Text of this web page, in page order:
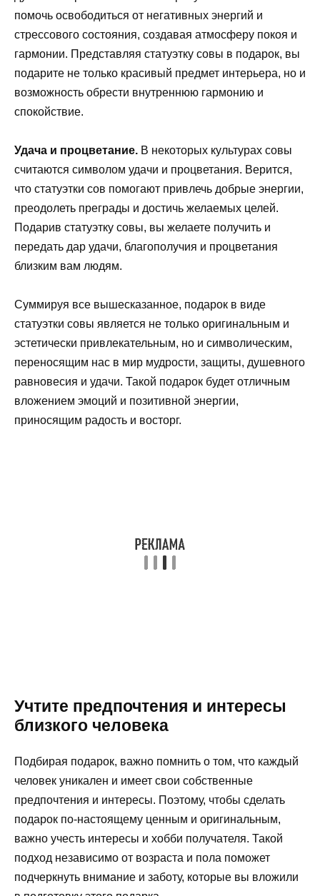
помочь освободиться от негативных энергий и
стрессового состояния, создавая атмосферу покоя и
гармонии. Представляя статуэтку совы в подарок, вы
подарите не только красивый предмет интерьера, но и
возможность обрести внутреннюю гармонию и
спокойствие.
Удача и процветание. В некоторых культурах совы
считаются символом удачи и процветания. Верится,
что статуэтки сов помогают привлечь добрые энергии,
преодолеть преграды и достичь желаемых целей.
Подарив статуэтку совы, вы желаете получить и
передать дар удачи, благополучия и процветания
близким вам людям.
Суммируя все вышесказанное, подарок в виде
статуэтки совы является не только оригинальным и
эстетически привлекательным, но и символическим,
переносящим нас в мир мудрости, защиты, душевного
равновесия и удачи. Такой подарок будет отличным
вложением эмоций и позитивной энергии,
приносящим радость и восторг.
Учтите предпочтения и интересы
близкого человека
Подбирая подарок, важно помнить о том, что каждый
человек уникален и имеет свои собственные
предпочтения и интересы. Поэтому, чтобы сделать
подарок по-настоящему ценным и оригинальным,
важно учесть интересы и хобби получателя. Такой
подход независимо от возраста и пола поможет
подчеркнуть внимание и заботу, которые вы вложили